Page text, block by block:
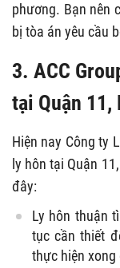
phương. Bạn nên
bị tòa án yêu cầu
3. ACC
tại Quận 11,
Hiện nay Công ty
ly hôn tại Quận
đây:
Ly hôn thuận
tục cần thiết
thực hiện xong